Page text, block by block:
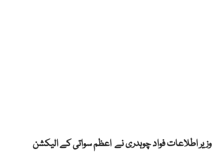
وزیر اطلاعات فواد چوہدری نے اعظم سواتی کے الیکشن